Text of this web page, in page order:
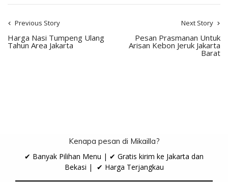
Previous Story
Harga Nasi Tumpeng Ulang
Tahun Area Jakarta
Next Story
Pesan Prasmanan Untuk
Arisan Kebon Jeruk Jakarta
Barat
Kenapa pesan di Mikailla?
✔ Banyak Pilihan Menu | ✔ Gratis kirim ke Jakarta dan
Bekasi | ✔ Harga Terjangkau